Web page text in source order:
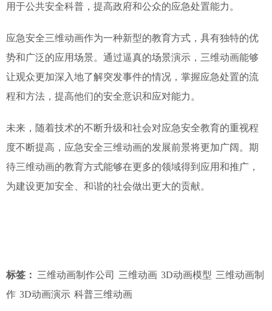
用于公共安全科普， 提高政府和公众的应急处置能力。
应急安全三维动画作为一种新型的教育方式，具有独特的优
势和广泛的应用场景。通过逼真的场景演示，三维动画能够
让观众更加深入地了解突发事件的情况，掌握应急处置的流
程和方法，提高他们的安全意识和应对能力。
未来，随着技术的不断升级和社会对应急安全教育的重视程
度不断提高，应急安全三维动画的发展前景将更加广阔。期
待三维动画的教育方式能够在更多的领域得到应用和推广，
为建设更加安全、和谐的社会做出更大的贡献。
标签： 三维动画制作公司 三维动画 3D动画模型 三维动画制
作 3D动画演示 科普三维动画